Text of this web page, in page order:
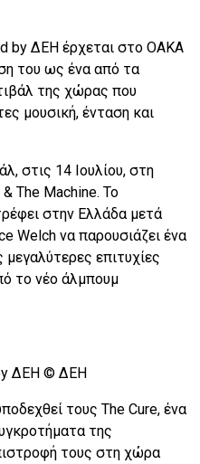
by ΔEΗ έρχεται στο ΟΑΚΑ
του ως ένα από τα
της χώρας που
μουσική, ένταση και
στις 14 Ιουλίου, στη
The Machine. Το
στην Ελλάδα μετά
Welch να παρουσιάζει ένα
επιτυχίες
το νέο άλμπουμ
ΔΕΗ © ΔΕΗ
τους The Cure, ένα
της
τους στη χώρα